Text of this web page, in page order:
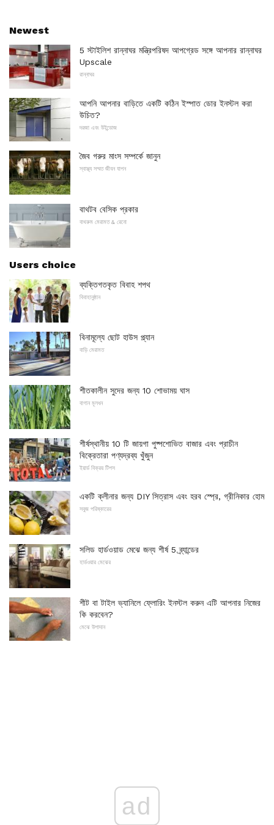
Newest
5 স্টাইলিশ রান্নাঘর মন্ত্রিপরিষদ আপগ্রেড সঙ্গে আপনার রান্নাঘর
Upscale
রান্নাঘর
আপনি আপনার বাড়িতে একটি কঠিন ইস্পাত ডোর ইনস্টল করা
উচিত?
দরজা এবং উইন্ডোজ
জৈব গরুর মাংস সম্পর্কে জানুন
স্বাস্থ্য সম্মত জীবন যাপন
বাথটব বেসিক প্রকার
বাথরুম মেরামত & রেনো
Users choice
ব্যক্তিগতকৃত বিবাহ শপথ
বিবাহানুষ্ঠান
বিনামূল্যে ছোট হাউস প্ল্যান
বাড়ি মেরামত
শীতকালীন সুদের জন্য 10 শোভাময় ঘাস
বাগান মূলধন
শীর্ষস্থানীয় 10 টি জায়গা পুষ্পশোভিত বাজার এবং প্রাচীন
বিক্রেতারা পণ্যদ্রব্য খুঁজুন
ইয়ার্ড বিক্রয় টিপস
একটি ক্লীনার জন্য DIY সিত্রাস এবং হরব স্প্রে, গ্রীনিকার হোম
সবুজ পরিষ্কারের
সলিড হার্ডওয়াড মেঝে জন্য শীর্ষ 5 ব্র্যান্ডের
হার্ডওয়ার মেঝের
শীট বা টাইল ভ্যানিলে ফ্লোরিং ইনস্টল করুন এটি আপনার নিজের
কি করবেন?
মেঝে উপাদান
ad